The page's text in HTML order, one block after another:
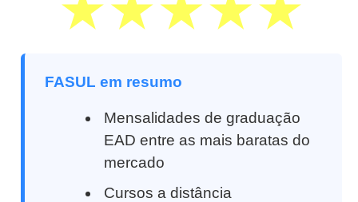
FASUL em resumo
Mensalidades de graduação
EAD entre as mais baratas do
mercado
Cursos a distância